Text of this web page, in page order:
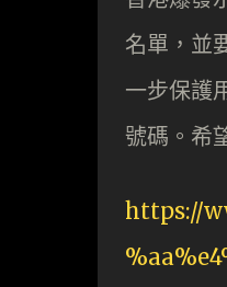
名單，並
一步保護
號碼。希
https://